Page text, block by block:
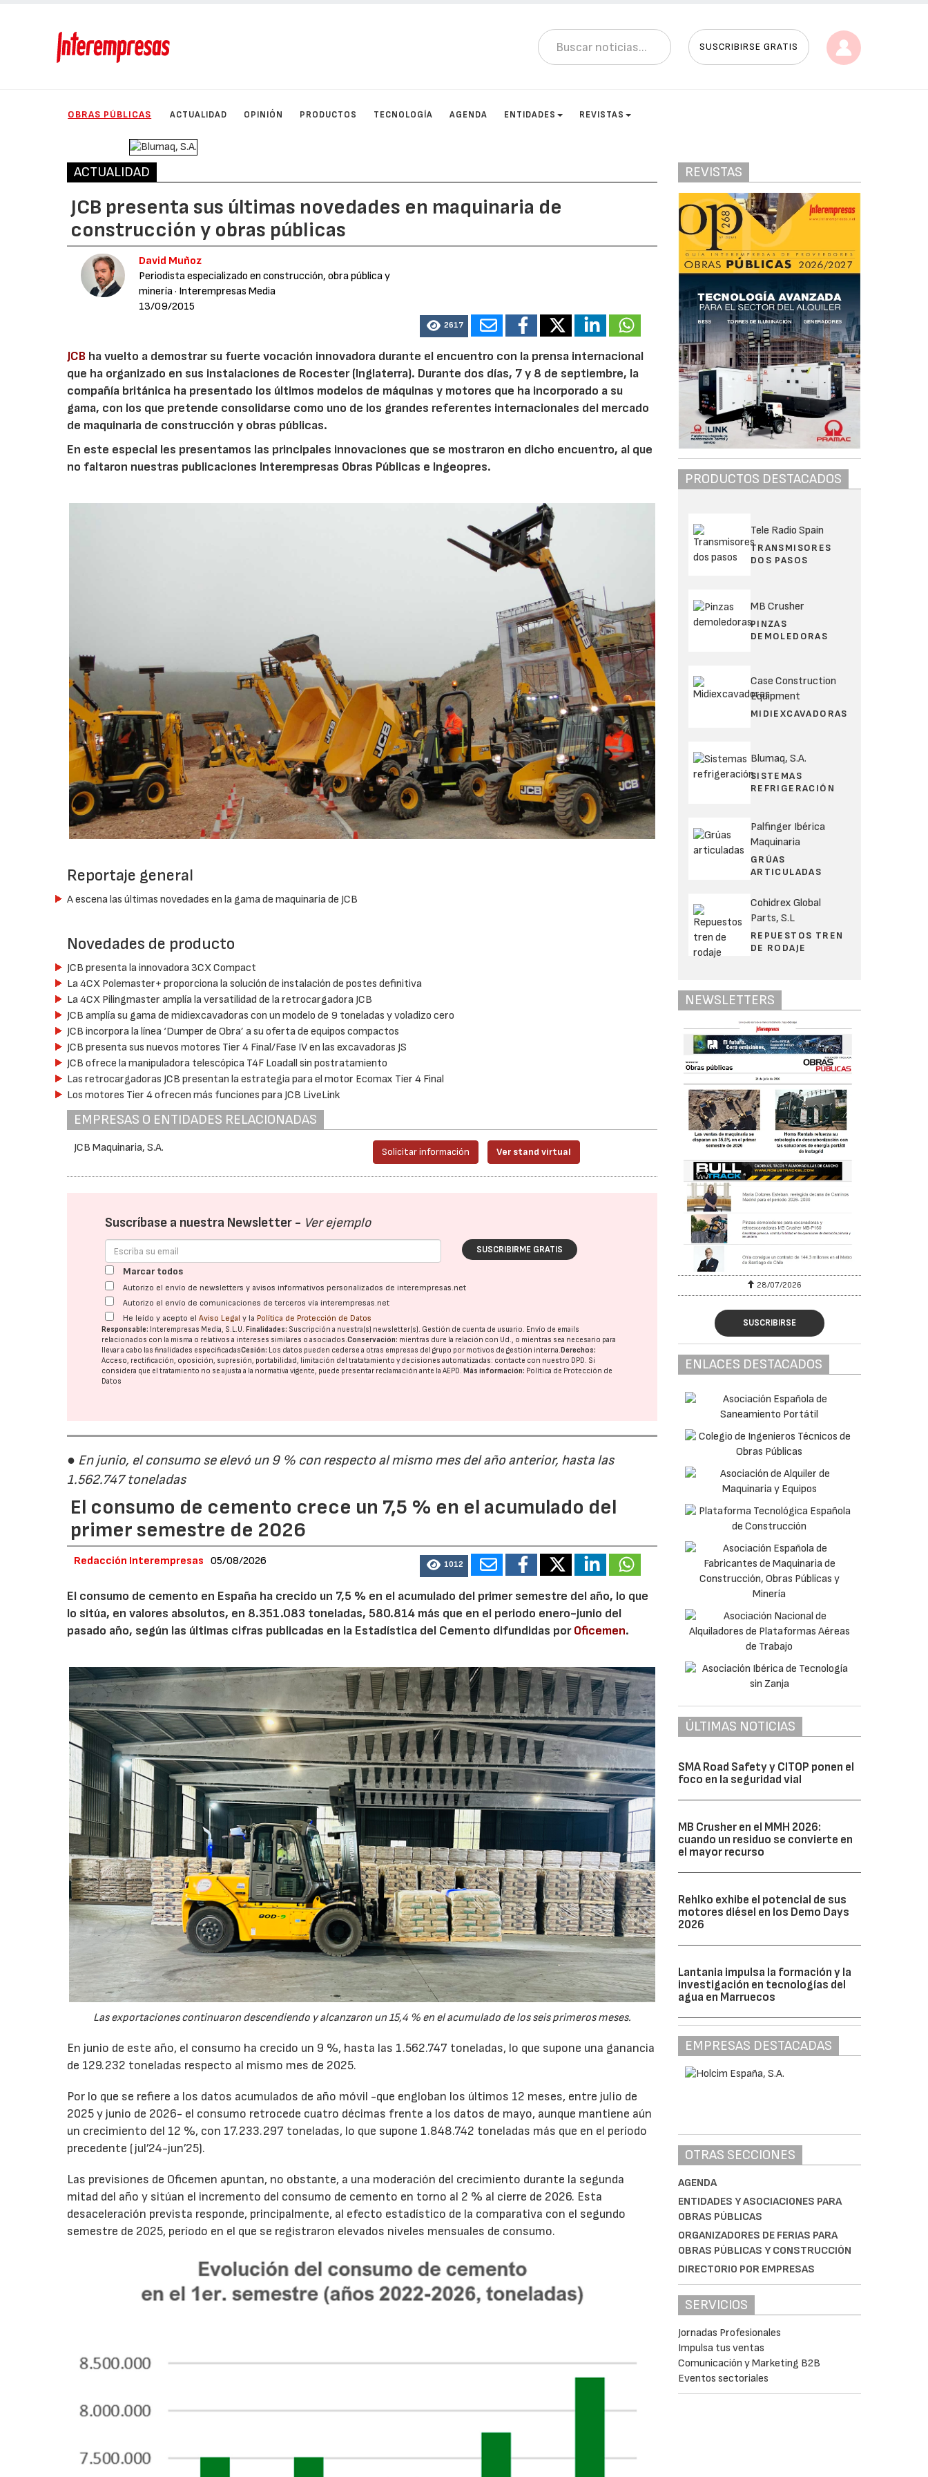
SUSCRIBIRSE GRATIS
OBRAS PÚBLICAS ACTUALIDAD OPINIÓN PRODUCTOS TECNOLOGÍA AGENDA ENTIDADES REVISTAS
ACTUALIDAD
JCB presenta sus últimas novedades en maquinaria de
construcción y obras públicas
David Muñoz
Periodista especializado en construcción, obra pública y
minería· Interempresas Media
13/09/2015
2617
JCB ha vuelto a demostrar su fuerte vocación innovadora durante el encuentro con la prensa internacional
que ha organizado en sus instalaciones de Rocester (Inglaterra). Durante dos días, 7 y 8 de septiembre, la
compañía británica ha presentado los últimos modelos de máquinas y motores que ha incorporado a su
gama, con los que pretende consolidarse como uno de los grandes referentes internacionales del mercado
de maquinaria de construcción y obras públicas.
En este especial les presentamos las principales innovaciones que se mostraron en dicho encuentro, al que
no faltaron nuestras publicaciones Interempresas Obras Públicas e Ingeopres.
Reportaje general
A escena las últimas novedades en la gama de maquinaria de JCB
Novedades de producto
JCB presenta la innovadora 3CX Compact
La 4CX Polemaster+ proporciona la solución de instalación de postes definitiva
La 4CX Pilingmaster amplía la versatilidad de la retrocargadora JCB
JCB amplía su gama de midiexcavadoras con un modelo de 9 toneladas y voladizo cero
JCB incorpora la línea ‘Dumper de Obra’ a su oferta de equipos compactos
JCB presenta sus nuevos motores Tier 4 Final/Fase IV en las excavadoras JS
JCB ofrece la manipuladora telescópica T4F Loadall sin postratamiento
Las retrocargadoras JCB presentan la estrategia para el motor Ecomax Tier 4 Final
Los motores Tier 4 ofrecen más funciones para JCB LiveLink
EMPRESAS O ENTIDADES RELACIONADAS
JCB Maquinaria, S.A. Solicitar información Ver stand virtual
Suscríbase a nuestra Newsletter - Ver ejemplo
SUSCRIBIRME GRATIS
Marcar todos
Autorizo el envío de newsletters y avisos informativos personalizados de interempresas.net
Autorizo el envío de comunicaciones de terceros vía interempresas.net
He leído y acepto elAviso Legal y la Política de Protección de Datos
Responsable: Interempresas Media, S.L.U. Finalidades: Suscripción a nuestra(s) newsletter(s). Gestión de cuenta de usuario. Envío de emails
relacionados con la misma o relativos a intereses similares o asociados.Conservación: mientras dure la relación con Ud., o mientras sea necesario para
llevar a cabo las finalidades especificadasCesión: Los datos pueden cederse a otras empresas del grupo por motivos de gestión interna. Derechos:
Acceso, rectificación, oposición, supresión, portabilidad, limitación del tratatamiento y decisiones automatizadas: contacte con nuestro DPD. Si
considera que el tratamiento no se ajusta a la normativa vigente, puede presentar reclamación ante laAEPD. Más información: Política de Protección de
Datos
● En junio, el consumo se elevó un 9 % con respecto al mismo mes del año anterior, hasta las
1.562.747 toneladas
El consumo de cemento crece un 7,5 % en el acumulado del
primer semestre de 2026
Redacción Interempresas 05/08/2026 1012
El consumo de cemento en España ha crecido un 7,5 % en el acumulado del primer semestre del año, lo que
lo sitúa, en valores absolutos, en 8.351.083 toneladas, 580.814 más que en el periodo enero-junio del
pasado año, según las últimas cifras publicadas en la Estadística del Cemento difundidas porOficemen.
Las exportaciones continuaron descendiendo y alcanzaron un 15,4 % en el acumulado de los seis primeros meses.
En junio de este año, el consumo ha crecido un 9 %, hasta las 1.562.747 toneladas, lo que supone una ganancia
de 129.232 toneladas respecto al mismo mes de 2025.
Por lo que se refiere a los datos acumulados de año móvil -que engloban los últimos 12 meses, entre julio de
2025 y junio de 2026- el consumo retrocede cuatro décimas frente a los datos de mayo, aunque mantiene aún
un crecimiento del 12 %, con 17.233.297 toneladas, lo que supone 1.848.742 toneladas más que en el período
precedente (jul’24-jun’25).
Las previsiones de Oficemen apuntan, no obstante, a una moderación del crecimiento durante la segunda
mitad del año y sitúan el incremento del consumo de cemento en torno al 2 % al cierre de 2026. Esta
desaceleración prevista responde, principalmente, al efecto estadístico de la comparativa con el segundo
semestre de 2025, período en el que se registraron elevados niveles mensuales de consumo.
REVISTAS
PRODUCTOS DESTACADOS
Tele Radio Spain
TRANSMISORES
DOS PASOS
MB Crusher
PINZAS
DEMOLEDORAS
Case Construction
Equipment
MIDIEXCAVADORAS
Blumaq, S.A.
SISTEMAS
REFRIGERACIÓN
Palfinger Ibérica
Maquinaria
GRÚAS
ARTICULADAS
Cohidrex Global
Parts, S.L
REPUESTOS TREN
DE RODAJE
NEWSLETTERS
28/07/2026 28/07/2026
SUSCRIBIRSE
ENLACES DESTACADOS
ÚLTIMAS NOTICIAS
SMA Road Safety y CITOP ponen el
foco en la seguridad vial
MB Crusher en el MMH 2026:
cuando un residuo se convierte en
el mayor recurso
Rehlko exhibe el potencial de sus
motores diésel en los Demo Days
2026
Lantania impulsa la formación y la
investigación en tecnologías del
agua en Marruecos
EMPRESAS DESTACADAS
OTRAS SECCIONES
AGENDA
ENTIDADES Y ASOCIACIONES PARA
OBRAS PÚBLICAS
ORGANIZADORES DE FERIAS PARA
OBRAS PÚBLICAS Y CONSTRUCCIÓN
DIRECTORIO POR EMPRESAS
SERVICIOS
Jornadas Profesionales
Impulsa tus ventas
Comunicación y Marketing B2B
Eventos sectoriales